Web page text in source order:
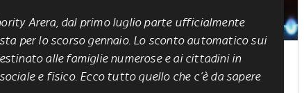
Arera, dal primo luglio parte ufficialmente
per lo scorso gennaio. Lo sconto automatico sui
alle famiglie numerose e ai cittadini in
e fisico. Ecco tutto quello che c’è da sapere